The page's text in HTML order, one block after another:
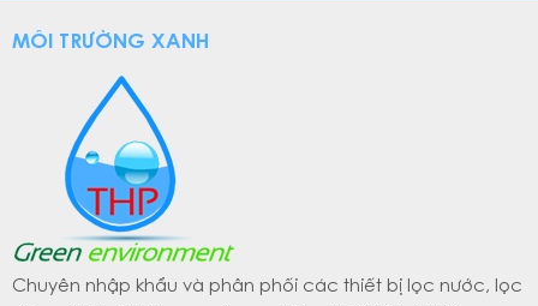
MÔI TRƯỜNG XANH
Chuyên nhập khẩu và phân phối các thiết bị lọc nước, lọc